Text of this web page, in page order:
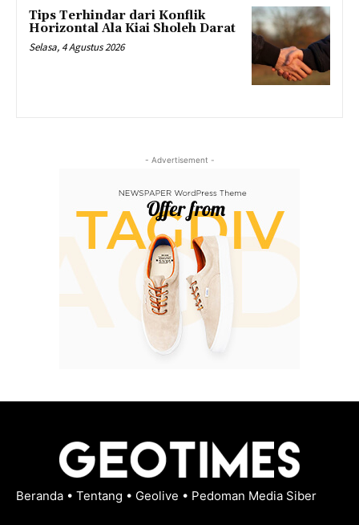
Tips Terhindar dari Konflik
Horizontal Ala Kiai Sholeh Darat
Selasa, 4 Agustus 2026
- Advertisement -
Beranda • Tentang • Geolive • Pedoman Media Siber